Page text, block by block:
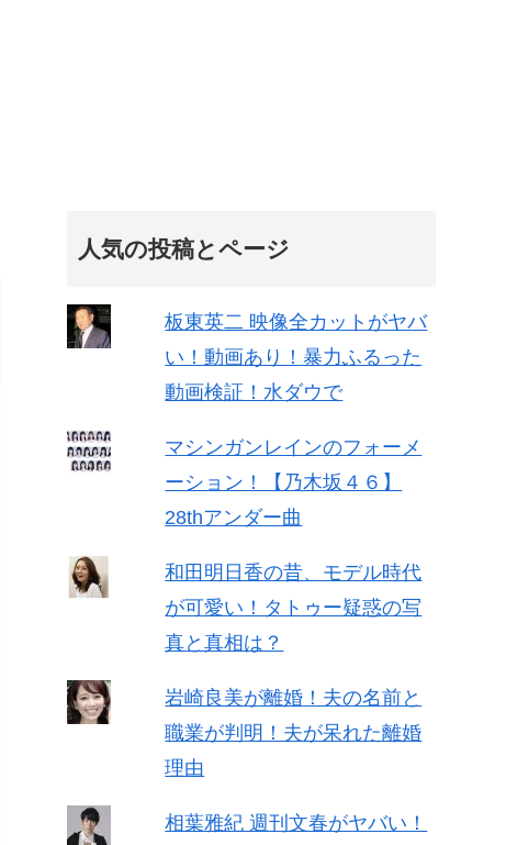
人気の投稿とページ
板東英二 映像全カットがヤバ
い！動画あり！暴力ふるった
動画検証！水ダウで
マシンガンレインのフォーメ
ーション！【乃木坂４６】
28thアンダー曲
和田明日香の昔、モデル時代
が可愛い！タトゥー疑惑の写
真と真相は？
岩崎良美が離婚！夫の名前と
職業が判明！夫が呆れた離婚
理由
相葉雅紀 週刊文春がヤバい！